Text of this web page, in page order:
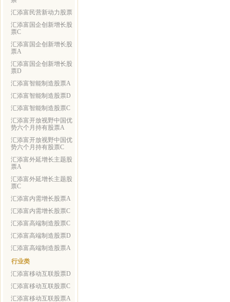
汇添富民营新动力股票
汇添富国企创新增长股
票C
汇添富国企创新增长股
票A
汇添富国企创新增长股
票D
汇添富智能制造股票A
汇添富智能制造股票D
汇添富智能制造股票C
汇添富开放视野中国优
势六个月持有股票A
汇添富开放视野中国优
势六个月持有股票C
汇添富外延增长主题股
票A
汇添富外延增长主题股
票C
汇添富内需增长股票A
汇添富内需增长股票C
汇添富高端制造股票C
汇添富高端制造股票D
汇添富高端制造股票A
行业类
汇添富移动互联股票D
汇添富移动互联股票C
汇添富移动互联股票A